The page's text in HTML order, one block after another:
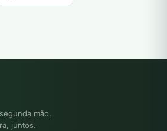
mão.
juntos.